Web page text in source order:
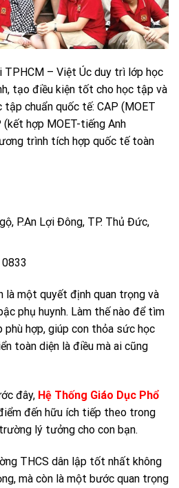
TPHCM – Việt Úc duy trì lớp học
tạo điều kiện tốt cho học tập và
chuẩn quốc tế: CAP (MOET
(kết hợp MOET-tiếng Anh
trình tích hợp quốc tế toàn
P.An Lợi Đông, TP. Thủ Đức,
là một quyết định quan trọng và
phụ huynh. Làm thế nào để tìm
hợp, giúp con thỏa sức học
toàn diện là điều mà ai cũng
đây, Hệ Thống Giáo Dục Phổ
đến hữu ích tiếp theo trong
lý tưởng cho con bạn.
THCS dân lập tốt nhất không
mà còn là một bước quan trọng